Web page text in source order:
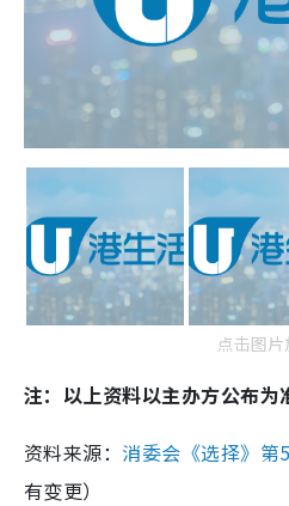
点击图片
注：以上资料以主办方公布为
资料来源： 消委会《选择》第
有变更）